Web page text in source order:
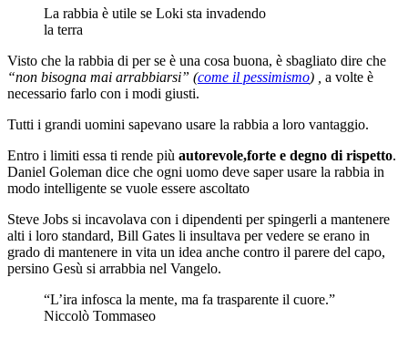
La rabbia è utile se Loki sta invadendo
la terra
Visto che la rabbia di per se è una cosa buona, è sbagliato dire che
“non bisogna mai arrabbiarsi” (come il pessimismo) , a volte è
necessario farlo con i modi giusti.
Tutti i grandi uomini sapevano usare la rabbia a loro vantaggio.
Entro i limiti essa ti rende più autorevole,forte e degno di rispetto.
Daniel Goleman dice che ogni uomo deve saper usare la rabbia in
modo intelligente se vuole essere ascoltato
Steve Jobs si incavolava con i dipendenti per spingerli a mantenere
alti i loro standard, Bill Gates li insultava per vedere se erano in
grado di mantenere in vita un idea anche contro il parere del capo,
persino Gesù si arrabbia nel Vangelo.
“L’ira infosca la mente, ma fa trasparente il cuore.”
Niccolò Tommaseo